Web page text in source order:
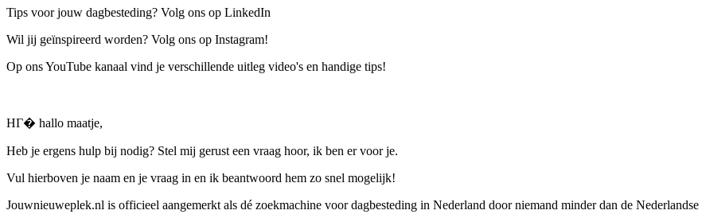
Tips voor jouw dagbesteding? Volg ons op LinkedIn
Wil jij geïnspireerd worden? Volg ons op Instagram!
Op ons YouTube kanaal vind je verschillende uitleg video's en handige tips!
HГ� hallo maatje,
Heb je ergens hulp bij nodig? Stel mij gerust een vraag hoor, ik ben er voor je.
Vul hierboven je naam en je vraag in en ik beantwoord hem zo snel mogelijk!
Jouwnieuweplek.nl is officieel aangemerkt als dé zoekmachine voor dagbesteding in Nederland door niemand minder dan de